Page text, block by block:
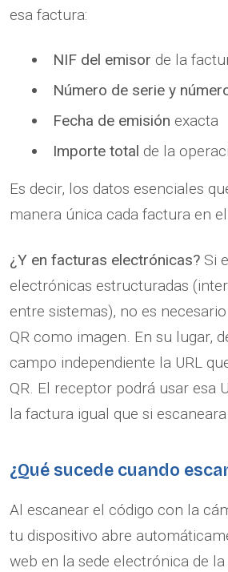
esa factura:
NIF del emisor de la
Número de serie y
Fecha de emisión exacta
Importe total de la
Es decir, los datos esenciales
manera única cada factura en
¿Y en facturas electrónicas? Si
electrónicas estructuradas
entre sistemas), no es
QR como imagen. En su lugar,
campo independiente la URL
QR. El receptor podrá usar esa
la factura igual que si
¿Qué sucede cuando
Al escanear el código con la
tu dispositivo abre
web en la sede electrónica de